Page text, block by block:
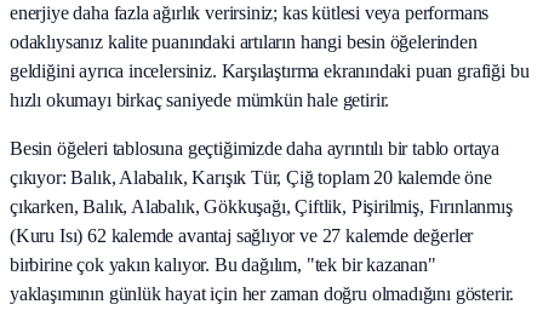
enerjiye daha fazla ağırlık verirsiniz; kas kütlesi veya performans
odaklıysanız kalite puanındaki artıların hangi besin öğelerinden
geldiğini ayrıca incelersiniz. Karşılaştırma ekranındaki puan grafiği bu
hızlı okumayı birkaç saniyede mümkün hale getirir.
Besin öğeleri tablosuna geçtiğimizde daha ayrıntılı bir tablo ortaya
çıkıyor: Balık, Alabalık, Karışık Tür, Çiğ toplam 20 kalemde öne
çıkarken, Balık, Alabalık, Gökkuşağı, Çiftlik, Pişirilmiş, Fırınlanmış
(Kuru Isı) 62 kalemde avantaj sağlıyor ve 27 kalemde değerler
birbirine çok yakın kalıyor. Bu dağılım, "tek bir kazanan"
yaklaşımının günlük hayat için her zaman doğru olmadığını gösterir.